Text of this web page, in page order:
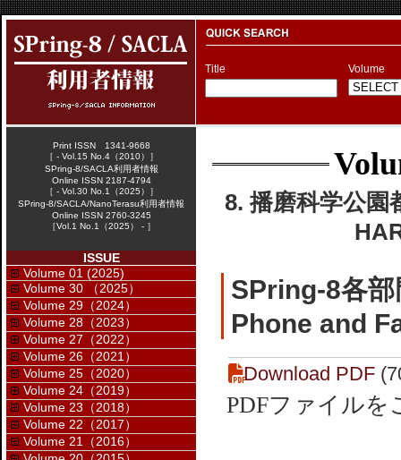
Title Volume
8. 播磨科学公園
SPring-8各
Phone and
Download PDF
PDFファイルを
Print ISSN 1341-9668
［ - Vol.15 No.4（2010）］
SPring-8/SACLA利用者情報
Online ISSN 2187-4794
［ - Vol.30 No.1（2025）］
SPring-8/SACLA/NanoTerasu利用者情報
Online ISSN 2760-3245
［Vol.1 No.1（2025） - ］
ISSUE
Volume 01 (2025)
Volume 30 （2025）
Volume 29（2024）
Volume 28（2023）
Volume 27（2022）
Volume 26（2021）
Volume 25（2020）
Volume 24（2019）
Volume 23（2018）
Volume 22（2017）
Volume 21（2016）